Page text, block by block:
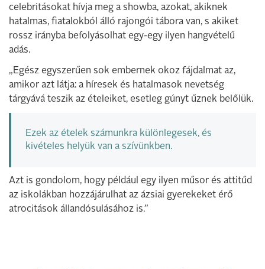
celebritásokat hívja meg a showba, azokat, akiknek
hatalmas, fiatalokból álló rajongói tábora van, s akiket
rossz irányba befolyásolhat egy-egy ilyen hangvételű
adás.
„Egész egyszerűen sok embernek okoz fájdalmat az,
amikor azt látja: a híresek és hatalmasok nevetség
tárgyává teszik az ételeiket, esetleg gúnyt űznek belőlük.
Ezek az ételek számunkra különlegesek, és
kivételes helyük van a szívünkben.
Azt is gondolom, hogy például egy ilyen műsor és attitűd
az iskolákban hozzájárulhat az ázsiai gyerekeket érő
atrocitások állandósulásához is.”